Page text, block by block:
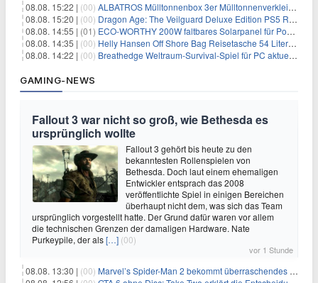
08.08. 15:22 | (00) ALBATROS Mülltonnenbox 3er Mülltonnenverkleidung aus Metall für 577,15€
08.08. 15:20 | (00) Dragon Age: The Veilguard Deluxe Edition PS5 Rollenspiel für 13,76€
08.08. 14:55 | (01) ECO-WORTHY 200W faltbares Solarpanel für Powerstation & Camping für 123,99€
08.08. 14:35 | (00) Helly Hansen Off Shore Bag Reisetasche 54 Liter für 29,99€
08.08. 14:22 | (00) Breathedge Weltraum-Survival-Spiel für PC aktuell kostenlos bei Steam
GAMING-NEWS
Fallout 3 war nicht so groß, wie Bethesda es
ursprünglich wollte
Fallout 3 gehört bis heute zu den
bekanntesten Rollenspielen von
Bethesda. Doch laut einem ehemaligen
Entwickler entsprach das 2008
veröffentlichte Spiel in einigen Bereichen
überhaupt nicht dem, was sich das Team
ursprünglich vorgestellt hatte. Der Grund dafür waren vor allem
die technischen Grenzen der damaligen Hardware. Nate
Purkeypile, der als[…] (00)
vor 1 Stunde
08.08. 13:30 | (00) Marvel’s Spider-Man 2 bekommt überraschendes PS5-Update mit gewünschter Komfortfunktion